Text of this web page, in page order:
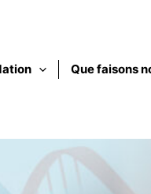
Que faisons